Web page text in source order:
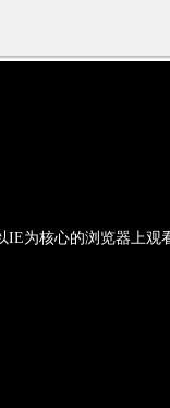
IE为核心的浏览器上观